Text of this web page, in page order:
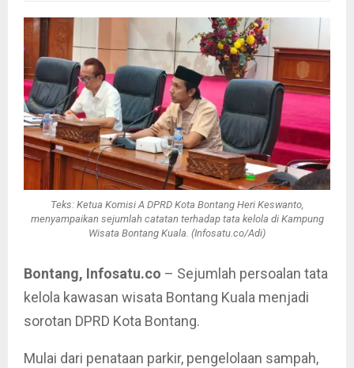
Teks: Ketua Komisi A DPRD Kota Bontang Heri Keswanto,
menyampaikan sejumlah catatan terhadap tata kelola di Kampung
Wisata Bontang Kuala. (Infosatu.co/Adi)
Bontang, Infosatu.co – Sejumlah persoalan tata
kelola kawasan wisata Bontang Kuala menjadi
sorotan DPRD Kota Bontang.
Mulai dari penataan parkir, pengelolaan sampah,